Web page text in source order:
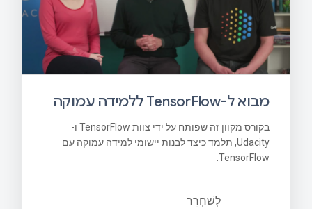
מבוא ל-TensorFlow ללמידה עמוקה
בקורס מקוון זה שפותח על ידי צוות TensorFlow ו-
Udacity, תלמד כיצד לבנות יישומי למידה עמוקה עם
TensorFlow.
לְשַׁחְרֵר